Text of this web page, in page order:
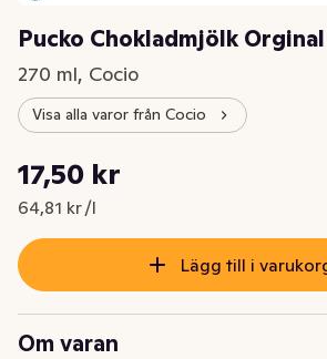
Pucko Chokladmjölk Orginal
270 ml, Cocio
Visa alla varor från Cocio
Nuvarande pris är: 17,50 kr
17,50 kr
64,81 kr /l
Styckpris: 64,81 kr /l
Lägg till i
Om varan